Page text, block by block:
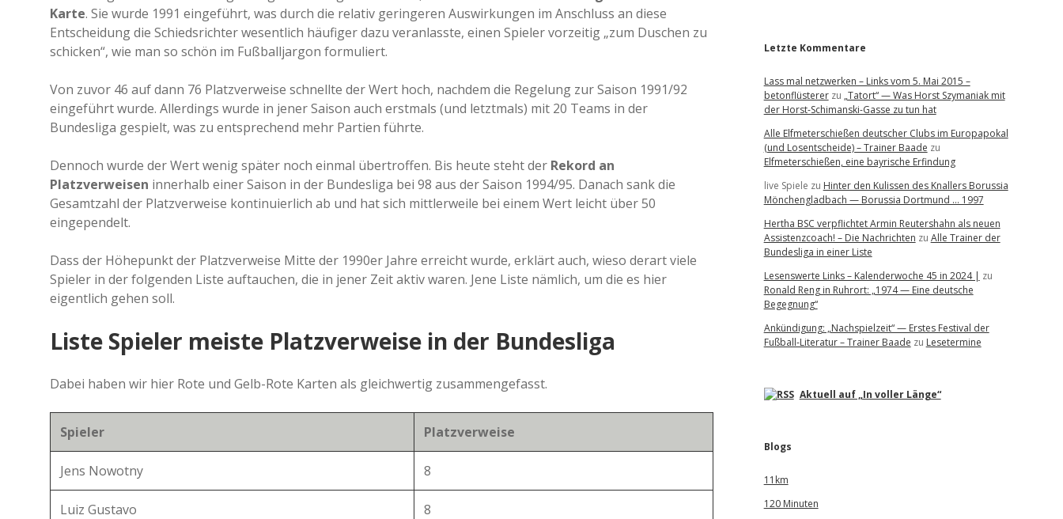
a
a
d
e
Karte. Sie wurde 1991 eingeführt, was durch die relativ geringeren Auswirkungen im Anschluss an diese
Entscheidung die Schiedsrichter wesentlich häufiger dazu veranlasste, einen Spieler vorzeitig „zum Duschen zu
schicken“, wie man so schön im Fußballjargon formuliert.
Von zuvor 46 auf dann 76 Platzverweise schnellte der Wert hoch, nachdem die Regelung zur Saison 1991/92
eingeführt wurde. Allerdings wurde in jener Saison auch erstmals (und letztmals) mit 20 Teams in der
Bundesliga gespielt, was zu entsprechend mehr Partien führte.
Dennoch wurde der Wert wenig später noch einmal übertroffen. Bis heute steht der Rekord an
Platzverweisen innerhalb einer Saison in der Bundesliga bei 98 aus der Saison 1994/95. Danach sank die
Gesamtzahl der Platzverweise kontinuierlich ab und hat sich mittlerweile bei einem Wert leicht über 50
eingependelt.
Dass der Höhepunkt der Platzverweise Mitte der 1990er Jahre erreicht wurde, erklärt auch, wieso derart viele
Spieler in der folgenden Liste auftauchen, die in jener Zeit aktiv waren. Jene Liste nämlich, um die es hier
eigentlich gehen soll.
Liste Spieler meiste Platzverweise in der Bundesliga
Dabei haben wir hier Rote und Gelb-Rote Karten als gleichwertig zusammengefasst.
Spieler Platzverweise
Jens Nowotny 8
Luiz Gustavo 8
Letzte Kommentare
Lass mal netzwerken – Links vom 5. Mai 2015 –
betonflüstererzu „Tatort“ — Was Horst Szymaniak mit
der Horst-Schimanski-Gasse zu tun hat
Alle Elfmeterschießen deutscher Clubs im Europapokal
(und Losentscheide) – Trainer Baade zu
Elfmeterschießen, eine bayrische Erfindung
live Spiele zu Hinter den Kulissen des Knallers Borussia
Mönchengladbach — Borussia Dortmund … 1997
Hertha BSC verpflichtet Armin Reutershahn als neuen
Assistenzcoach! – Die Nachrichten zu Alle Trainer der
Bundesliga in einer Liste
Lesenswerte Links – Kalenderwoche 45 in 2024 | zu
Ronald Reng in Ruhrort: „1974 — Eine deutsche
Begegnung“
Ankündigung: „Nachspielzeit“ — Erstes Festival der
Fußball-Literatur – Trainer Baade zu Lesetermine
Aktuell auf „In voller Länge“
Blogs
11km
120 Minuten